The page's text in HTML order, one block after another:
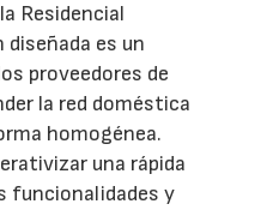
Residencial
diseñada es un
proveedores de
la red doméstica
homogénea.
una rápida
funcionalidades y